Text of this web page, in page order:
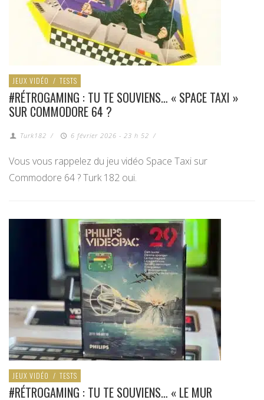
JEUX VIDÉO / TESTS
#RÉTROGAMING : TU TE SOUVIENS… « SPACE TAXI »
SUR COMMODORE 64 ?
Turk182 / 6 février 2026 - 23 h 52 /
Vous vous rappelez du jeu vidéo Space Taxi sur
Commodore 64 ? Turk 182 oui.
JEUX VIDÉO / TESTS
#RÉTROGAMING : TU TE SOUVIENS… « LE MUR